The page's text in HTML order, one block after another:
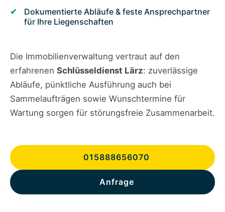
Dokumentierte Abläufe & feste Ansprechpartner
für Ihre Liegenschaften
Die Immobilienverwaltung vertraut auf den
erfahrenen Schlüsseldienst Lärz: zuverlässige
Abläufe, pünktliche Ausführung auch bei
Sammelaufträgen sowie Wunschtermine für
Wartung sorgen für störungsfreie Zusammenarbeit.
015888656070
Anfrage